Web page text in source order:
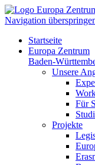
Navigation
Startseite
Europa Zentrum
Baden-
Unsere
Für
Projekte